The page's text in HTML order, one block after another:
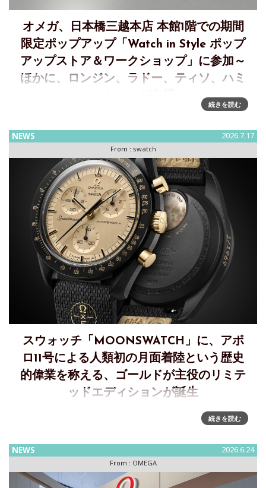
オメガ、日本橋三越本店 本館1階での期間
限定ポップアップ「Watch in Style ポップ
アップストア＆ワークショップ」に参加～
ほかに、ロンジン、ラドー、ティソ、ハミ
ップアップ「Watch in Style ポップアップストア＆ワークシ
ョップ」に、Omega（オメガ）、Longines（ロンジン）、
Rado（ラドー）、Tissot（ティソ）、Ha
続きを読む
NEWS 2026.7.17
From : swatch
スウォッチ「MOONSWATCH」に、アポ
ロ11号による人類初の月面着陸という歴史
的偉業を称える、ゴールドが主役のリミテ
ッドエディションが誕生
受け継がれる歴史の重みを刻む、 MOONSWATCH1969 年7
月21 日のアポロ11 号 による人類初の月面着陸という歴史的
続きを読む
NEWS 2026.6.24
From : OMEGA